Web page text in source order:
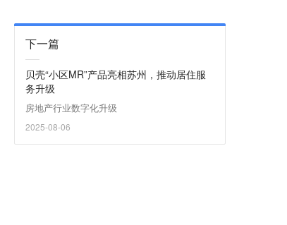
下一篇
贝壳“小区MR”产品亮相苏州，推动居住服
务升级
房地产行业数字化升级
2025-08-06